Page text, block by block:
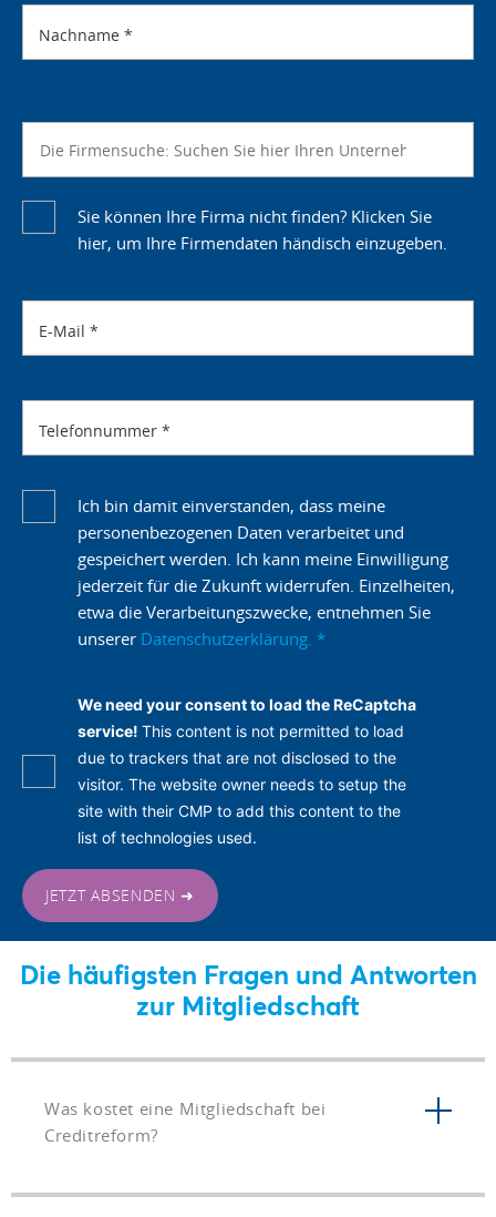
Nachname *
Sie können Ihre Firma nicht finden? Klicken Sie
hier, um Ihre Firmendaten händisch einzugeben.
E-Mail *
Telefonnummer *
Ich bin damit einverstanden, dass meine
personenbezogenen Daten verarbeitet und
gespeichert werden. Ich kann meine Einwilligung
jederzeit für die Zukunft widerrufen. Einzelheiten,
etwa die Verarbeitungszwecke, entnehmen Sie
unserer Datenschutzerklärung. *
We need your consent to load the ReCaptcha
service! This content is not permitted to load
due to trackers that are not disclosed to the
visitor. The website owner needs to setup the
site with their CMP to add this content to the
list of technologies used.
JETZT ABSENDEN ➜
Die häufigsten Fragen und Antworten
zur Mitgliedschaft
Was kostet eine Mitgliedschaft bei
Creditreform?